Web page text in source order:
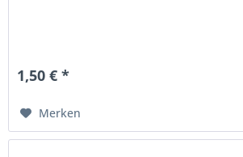
1,50 € *
Merken